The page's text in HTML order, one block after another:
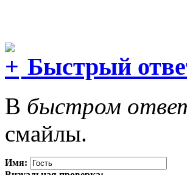
Быстрый
В быстром
смайлы.
Имя: